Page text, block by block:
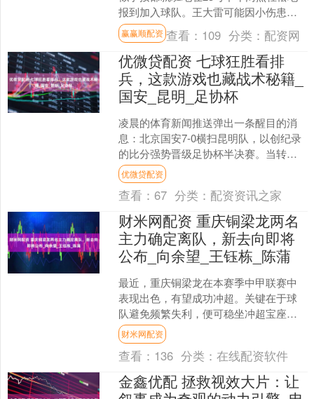
报到加入球队。王大雷可能因小伤患而
无法参加对西海岸的比赛前的训练，在
该比赛中，主力门将位置....
赢赢顺配资 查看： 109 分类： 配资网
优微贷配资 七球狂胜看排
兵，这款游戏也藏战术秘籍_
国安_昆明_足协杯
凌晨的体育新闻推送弹出一条醒目的消
息：北京国安7-0横扫昆明队，以创纪录
的比分强势晋级足协杯半决赛。当转播
镜头扫过昆明队替补席时，年轻球员泛
红的眼眶与国安教练组....
优微贷配资
查看：67 分类： 配资资讯之家
财米网配资 重庆铜梁龙两名
主力确定离队，新去向即将
公布_向余望_王钰栋_陈蒲
最近，重庆铜梁龙在本赛季中甲联赛中
表现出色，有望成功冲超。关键在于球
队避免频繁失利，便可稳坐冲超宝座。
然而，球队面临着两名主力球员离队的
局面——向余望和李镇全，....
财米网配资
查看： 136 分类：在线配资软件
金鑫优配 拯救视效大片：让